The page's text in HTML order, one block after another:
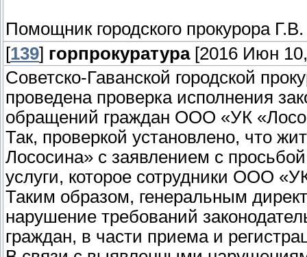
Помощник городского прокурора
[139] горпрокуратура[2016 Июн
Советско-Гаванской городской
проведена проверка исполнения
обращений граждан ООО «УК
Так, проверкой установлено, что
Лососина» с заявлением с
услуги, которое сотрудники ООО
Таким образом, генеральным
нарушение требований
граждан, в части приема и